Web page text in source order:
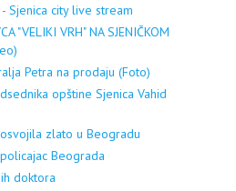
Sjenica city live stream
"VELIKI VRH" NA SJENIČKOM
Petra na prodaju (Foto)
opštine Sjenica Vahid
zlato u Beogradu
Beograda
doktora